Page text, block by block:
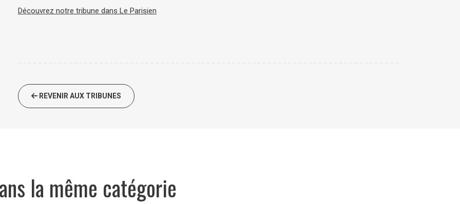
Découvrez notre tribune dans Le Parisien
REVENIR AUX TRIBUNES
la même catégorie